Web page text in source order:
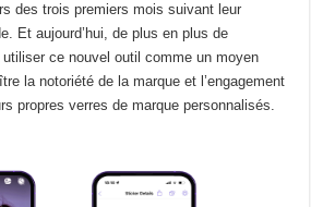
des trois premiers mois suivant leur
Et aujourd’hui, de plus en plus de
ce nouvel outil comme un moyen
la notoriété de la marque et l’engagement
propres verres de marque personnalisés.